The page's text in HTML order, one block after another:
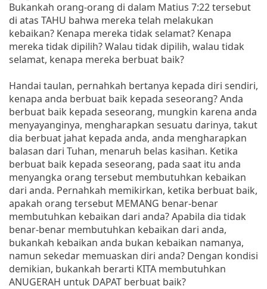
Bukankah orang-orang di dalam Matius 7:22 tersebut
di atas TAHU bahwa mereka telah melakukan
kebaikan? Kenapa mereka tidak selamat? Kenapa
mereka tidak dipilih? Walau tidak dipilih, walau tidak
selamat, kenapa mereka berbuat baik?
Handai taulan, pernahkah bertanya kepada diri sendiri,
kenapa anda berbuat baik kepada seseorang? Anda
berbuat baik kepada seseorang, mungkin karena anda
menyayanginya, mengharapkan sesuatu darinya, takut
dia berbuat jahat kepada anda, anda mengharapkan
balasan dari Tuhan, menaruh belas kasihan. Ketika
berbuat baik kepada seseorang, pada saat itu anda
menyangka orang tersebut membutuhkan kebaikan
dari anda. Pernahkah memikirkan, ketika berbuat baik,
apakah orang tersebut MEMANG benar-benar
membutuhkan kebaikan dari anda? Apabila dia tidak
benar-benar membutuhkan kebaikan dari anda,
bukankah kebaikan anda bukan kebaikan namanya,
namun sekedar memuaskan diri anda? Dengan kondisi
demikian, bukankah berarti KITA membutuhkan
ANUGERAH untuk DAPAT berbuat baik?